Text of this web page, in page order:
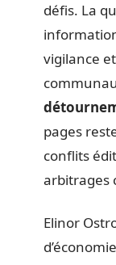
défis. La
vigilance
pages
conflits
arbitrages
Elinor